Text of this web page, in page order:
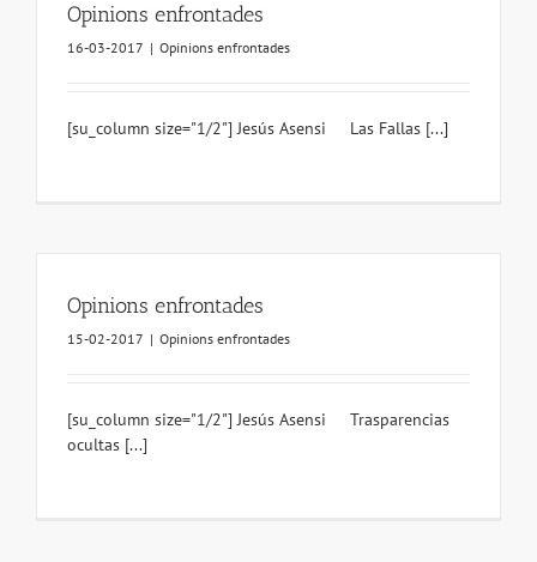
Opinions enfrontades
16-03-2017 | Opinions enfrontades
[su_column size="1/2"] Jesús Asensi Las Fallas [...]
Opinions enfrontades
15-02-2017 | Opinions enfrontades
[su_column size="1/2"] Jesús Asensi Trasparencias
ocultas [...]